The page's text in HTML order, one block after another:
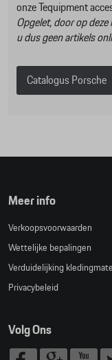
onze Tequipment
Opgelet, door op
u dus geen artikels
Catalogus Porsche
Meer info
Verkoopsvoorwaarden
Wettelijke bepalingen
Verduidelijking
Privacybeleid
Volg Ons